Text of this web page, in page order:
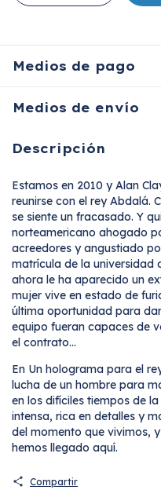
Medios de pago
Medios de envío
Descripción
Estamos en 2010 y Alan
reunirse con el rey Abdalá.
se siente un fracasado. Y
norteamericano ahogado
acreedores y angustiado
matrícula de la universidad
ahora le ha aparecido un
mujer vive en estado de
última oportunidad para
equipo fueran capaces de
el contrato...
En Un holograma para el
lucha de un hombre para
en los difíciles tiempos de
intensa, rica en detalles y
del momento que vivimos,
hemos llegado aquí.
Compartir